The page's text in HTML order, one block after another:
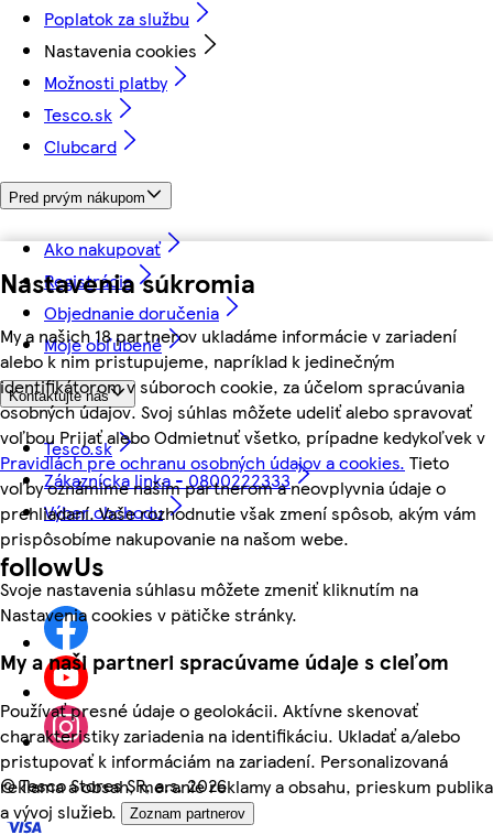
Nastavenia súkromia
My a našich 18 partnerov ukladáme informácie v zariadení
alebo k nim pristupujeme, napríklad k jedinečným
identifikátorom v súboroch cookie, za účelom spracúvania
osobných údajov. Svoj súhlas môžete udeliť alebo spravovať
voľbou Prijať alebo Odmietnuť všetko, prípadne kedykoľvek v
Pravidlách pre ochranu osobných údajov a cookies. Tieto
voľby oznámime našim partnerom a neovplyvnia údaje o
prehliadaní. Vaše rozhodnutie však zmení spôsob, akým vám
prispôsobíme nakupovanie na našom webe.
Svoje nastavenia súhlasu môžete zmeniť kliknutím na
Nastavenia cookies v pätičke stránky.
My a naši partneri spracúvame údaje s cieľom
Používať presné údaje o geolokácii. Aktívne skenovať
charakteristiky zariadenia na identifikáciu. Ukladať a/alebo
pristupovať k informáciám na zariadení. Personalizovaná
reklama a obsah, meranie reklamy a obsahu, prieskum publika
a vývoj služieb.
Zoznam partnerov
Poplatok za službu
Nastavenia cookies
Možnosti platby
Tesco.sk
Clubcard
Pred prvým nákupom
Ako nakupovať
Registrácia
Objednanie doručenia
Moje obľúbené
Kontaktujte nás
Tesco.sk
Zákaznícka linka - 0800222333
Výber obchodu
followUs
©Tesco Stores SR, a.s. 2026